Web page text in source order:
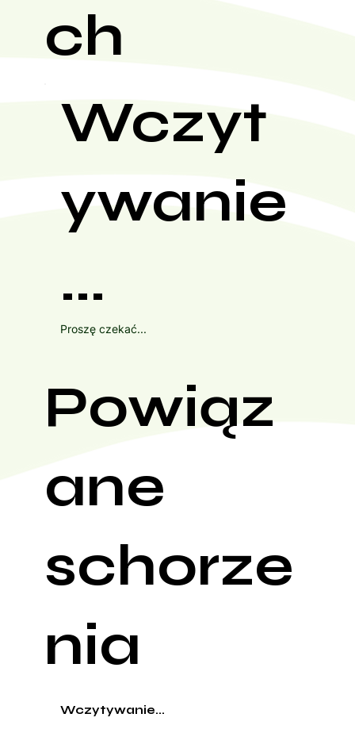
ch
Wczyt
ywanie
...
Proszę czekać...
Powiąz
ane
schorze
nia
Wczytywanie...